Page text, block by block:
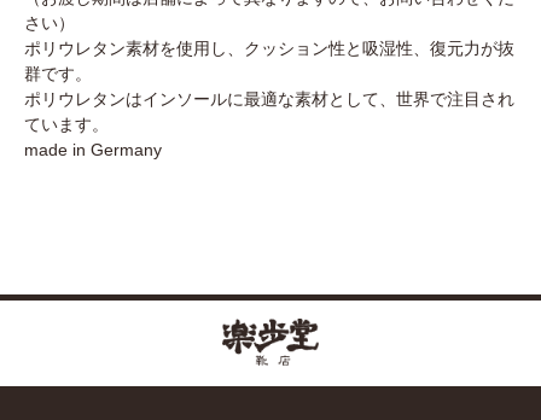
さい）
ポリウレタン素材を使用し、クッション性と吸湿性、復元力が抜
群です。
ポリウレタンはインソールに最適な素材として、世界で注目され
ています。
made in Germany